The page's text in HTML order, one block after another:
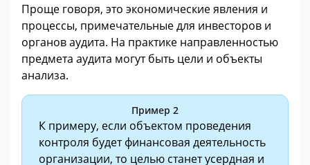
Проще говоря, это экономические явления и
процессы, примечательные для инвесторов и
органов аудита. На практике направленностью
предмета аудита могут быть цели и объекты
анализа.
Пример 2
К примеру, если объектом проведения
контроля будет финансовая деятельность
организации, то целью станет усердная и